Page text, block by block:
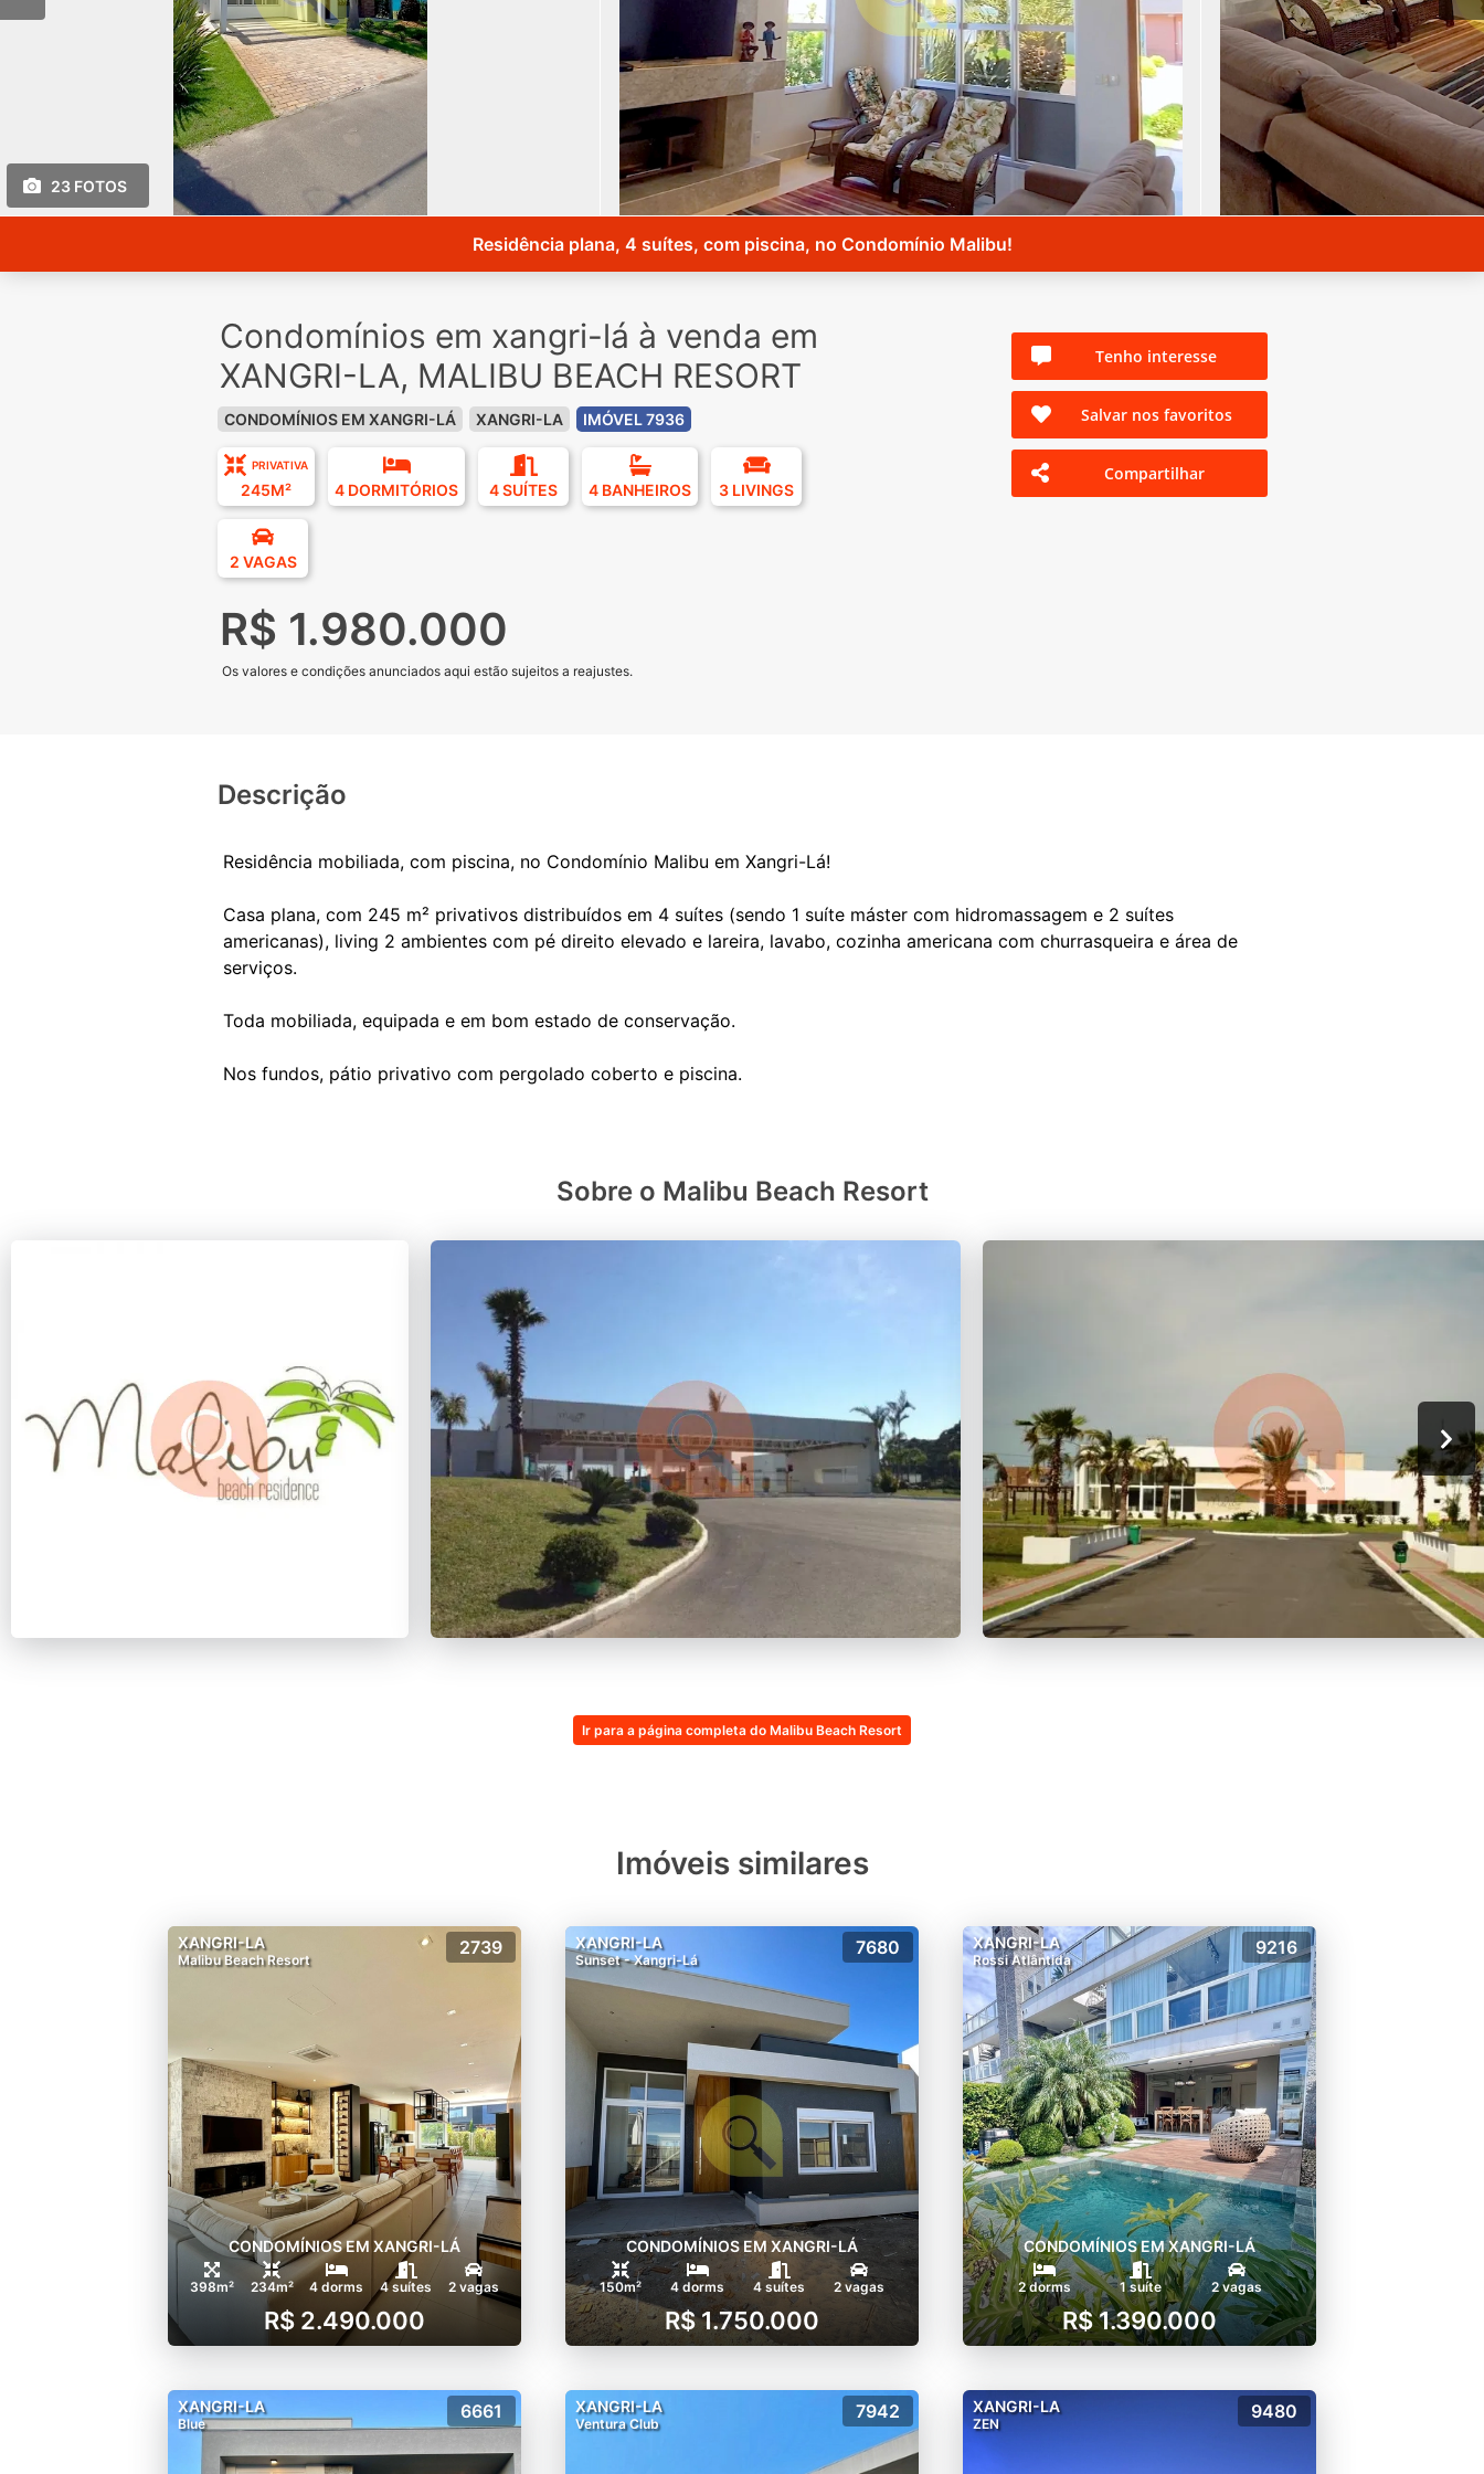
23 FOTOS
Residência plana, 4 suítes, com piscina, no Condomínio Malibu!
Condomínios em xangri-lá à venda em
XANGRI-LA, MALIBU BEACH RESORT
CONDOMÍNIOS EM XANGRI-LÁ XANGRI-LA IMÓVEL 7936
PRIVATIVA
245M² 4 DORMITÓRIOS 4 SUÍTES 4 BANHEIROS 3 LIVINGS
2 VAGAS
R$ 1.980.000
Os valores e condições anunciados aqui estão sujeitos a reajustes.
Tenho interesse
Salvar nos favoritos
Compartilhar
Descrição
Residência mobiliada, com piscina, no Condomínio Malibu em Xangri-Lá!
Casa plana, com 245 m² privativos distribuídos em 4 suítes (sendo 1 suíte máster com hidromassagem e 2 suítes
americanas), living 2 ambientes com pé direito elevado e lareira, lavabo, cozinha americana com churrasqueira e área de
serviços.
Toda mobiliada, equipada e em bom estado de conservação.
Sobre o Malibu Beach Resort
Ir para a página completa do Malibu Beach Resort
Imóveis similares
XANGRI-LA
Malibu Beach Resort
2739
CONDOMÍNIOS EM XANGRI-LÁ
398m² 234m² 4 dorms 4 suítes 2 vagas
R$ 2.490.000
XANGRI-LA
Sunset - Xangri-Lá
7680
CONDOMÍNIOS EM XANGRI-LÁ
150m² 4 dorms 4 suítes 2 vagas
R$ 1.750.000
XANGRI-LA
Rossi Atlântida
9216
CONDOMÍNIOS EM XANGRI-LÁ
2 dorms 1 suíte 2 vagas
R$ 1.390.000
XANGRI-LA
Blue
6661 XANGRI-LA
Ventura Club
7942 XANGRI-LA
ZEN
9480